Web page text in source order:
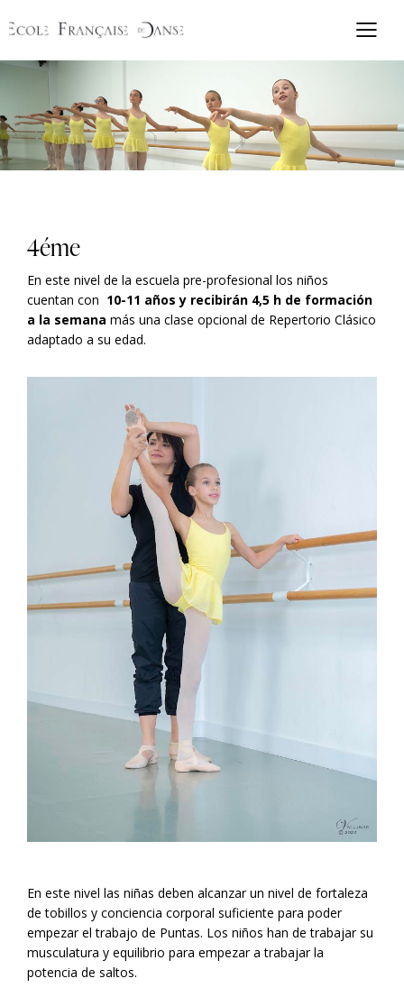
4éme
En este nivel de la escuela pre-profesional los niños
cuentan con 10-11 años y recibirán 4,5 h de formación
a la semana más una clase opcional de Repertorio Clásico
adaptado a su edad.
En este nivel las niñas deben alcanzar un nivel de fortaleza
de tobillos y conciencia corporal suficiente para poder
empezar el trabajo de Puntas. Los niños han de trabajar su
musculatura y equilibrio para empezar a trabajar la
potencia de saltos.